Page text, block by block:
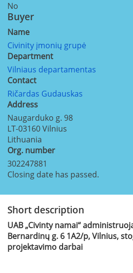
No
Buyer
Name
Civinity įmonių grupė
Department
Vilniaus departamentas
Contact
Ričardas Gudauskas
Address
Naugarduko g. 98
LT-03160Vilnius
Lithuania
Org. number
302247881
Closing date has passed.
Short description
UAB „Civinty namai“
Bernardinų g. 6 1A2/p, Vilnius,
projektavimo darbai